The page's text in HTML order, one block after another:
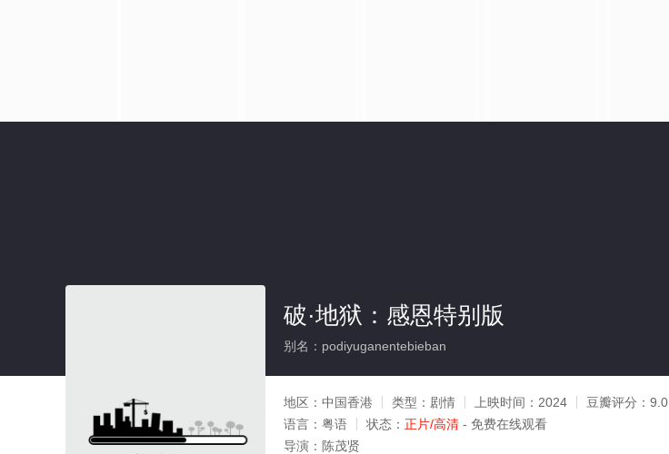
破·地狱：感恩特别版
别名：podiyuganentebieban
地区： 中国香港 类型： 剧情 上映时间： 2024 豆瓣评分： 9.0
语言： 粤语 状态： 正片/高清 - 免费在线观看
导演： 陈茂贤